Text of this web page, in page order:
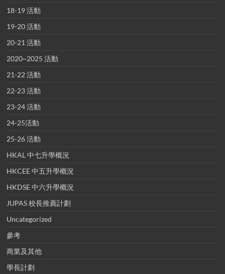
18-19 活動
19-20 活動
20-21 活動
2020~2025 活動
21-22 活動
22-23 活動
23-24 活動
24-25活動
25-26 活動
HKAL 中七升學概況
HKCEE 中五升學概況
HKDSE 中六升學概況
JUPAS 校長推薦計劃
Uncategorized
參考
商業及其他
學長計劃